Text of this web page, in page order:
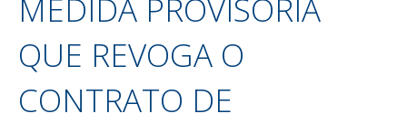
MEDIDA PROVISÓRIA
QUE REVOGA O
CONTRATO DE